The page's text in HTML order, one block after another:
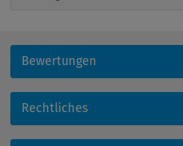
Bewertungen
Rechtliches